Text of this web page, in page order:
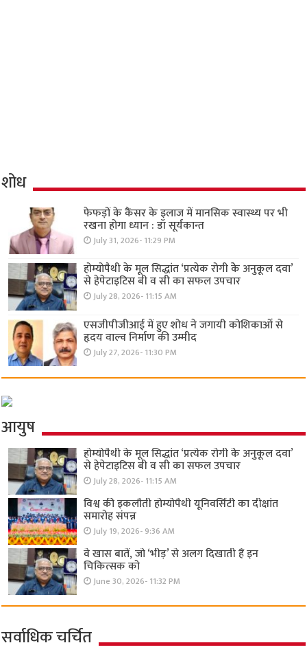
शोध
फेफड़ों के कैंसर के इलाज में मानसिक स्वास्थ्य पर भी
रखना होगा ध्यान : डॉ सूर्यकान्त
July 31, 2026- 11:29 PM
होम्योपैथी के मूल सिद्धांत ‘प्रत्येक रोगी केे अनुकूल दवा’
से हेपेटाइटिस बी व सी का सफल उपचार
July 28, 2026- 11:15 AM
एसजीपीजीआई में हुए शोध ने जगायी कोशिकाओं से
हृदय वाल्व निर्माण की उम्मीद
July 27, 2026- 11:30 PM
आयुष
होम्योपैथी के मूल सिद्धांत ‘प्रत्येक रोगी केे अनुकूल दवा’
से हेपेटाइटिस बी व सी का सफल उपचार
July 28, 2026- 11:15 AM
विश्व की इकलौती होम्योपैथी यूनिवर्सिटी का दीक्षांत
समारोह संपन्न
July 19, 2026- 9:36 AM
वे खास बातें, जो ‘भीड़’ से अलग दिखाती हैं इन
चिकित्सक को
June 30, 2026- 11:32 PM
सर्वाधिक चर्चित